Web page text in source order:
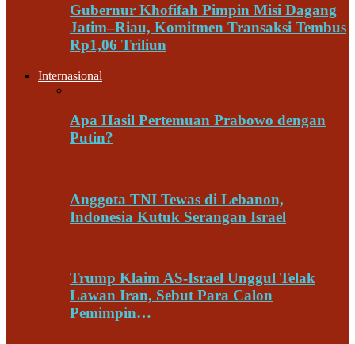
Gubernur Khofifah Pimpin Misi Dagang
Jatim–Riau, Komitmen Transaksi Tembus
Rp1,06 Triliun
Internasional
Apa Hasil Pertemuan Prabowo dengan
Putin?
Anggota TNI Tewas di Lebanon,
Indonesia Kutuk Serangan Israel
Trump Klaim AS-Israel Unggul Telak
Lawan Iran, Sebut Para Calon
Pemimpin…